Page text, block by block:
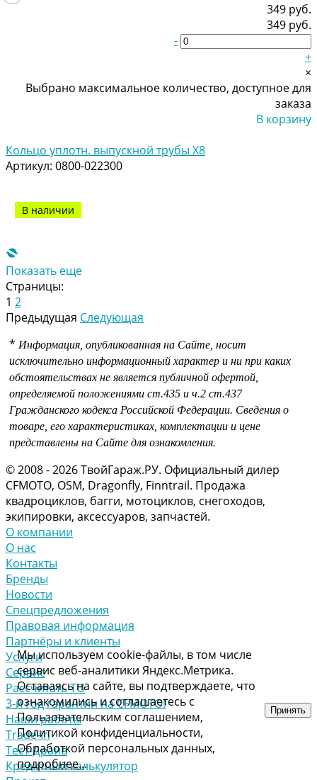
349 руб.
349 руб.
-
+
×
Выбрано максимальное количество, доступное для
заказа
В корзину
Кольцо уплотн. выпускной трубы Х8
Артикул: 0800-022300
В наличии
Показать еще
Страницы:
1 2
Предыдущая Следующая
* Информация, опубликованная на Сайте, носит
исключительно информационный характер и ни при каких
обстоятельствах не является публичной офертой,
определяемой положениями ст.435 и ч.2 ст.437
Гражданского кодекса Российской Федерации. Сведения о
товаре, его характеристиках, комплектации и цене
представлены на Сайте для ознакомления.
© 2008 - 2026 ТвойГараж.РУ. Официальный дилер
CFMOTO, OSM, Dragonfly, Finntrail. Продажа
квадроциклов, багги, мотоциклов, снегоходов,
экипировки, аксессуаров, запчастей.
О компании
О нас
Контакты
Бренды
Новости
Спецпредложения
Правовая информация
Партнёры и клиенты
Услуги
Сервис
Рассчитать ТО
3-й год гарантии на CFMOTO!
Наши работы
Trade-In
Тест-Драйв
Кредитный калькулятор
Мы используем cookie-файлы, в том числе
сервис веб-аналитики Яндекс.Метрика.
Оставаясь на сайте, вы подтверждаете, что
ознакомились и соглашаетесь с
Пользовательским соглашением,
Политикой конфиденциальности,
Обработкой персональных данных,
подробнее...
Принять